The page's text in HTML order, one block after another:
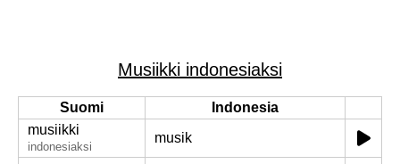
Musiikki indonesiaksi
Suomi
Indonesia
musiikki
indonesiaksi
musik